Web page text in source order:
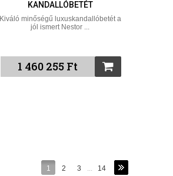
KANDALLÓBETÉT
Kiváló minőségű luxuskandallóbetét a
jól ismert Nestor ...
1 460 255 Ft
1 2 3 ... 14